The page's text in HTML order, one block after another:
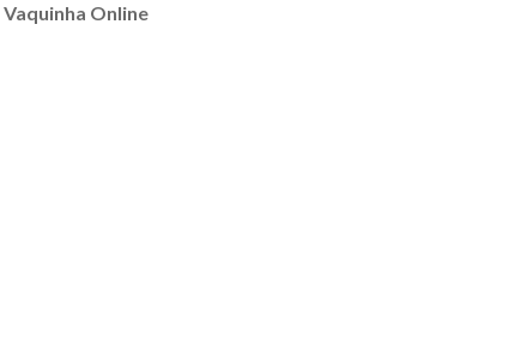
Vaquinha Online